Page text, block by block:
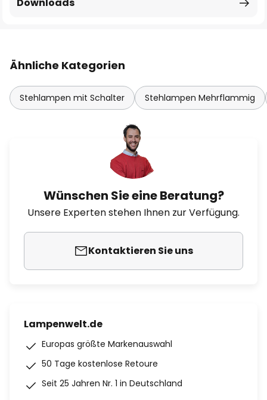
Ähnliche Kategorien
Stehlampen mit Schalter Stehlampen Mehrflammig
Wünschen Sie eine Beratung?
Unsere Experten stehen Ihnen zur Verfügung.
Kontaktieren Sie uns
Lampenwelt.de
Europas größte Markenauswahl
50 Tage kostenlose Retoure
Seit 25 Jahren Nr. 1 in Deutschland